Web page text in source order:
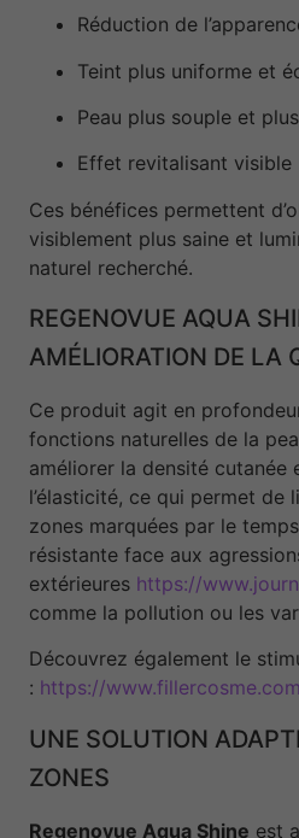
Réduction de
Teint plus uniforme et
Peau plus souple et
Effet revitalisant visible
Ces bénéfices permettent
visiblement plus saine et
naturel recherché.
REGENOVUE AQUA
AMÉLIORATION DE LA
Ce produit agit en
fonctions naturelles de la
améliorer la densité cutanée
l’élasticité, ce qui permet de
zones marquées par le
résistante face aux
extérieures https://
comme la pollution ou les
Découvrez également le
: https://
UNE SOLUTION
ZONES
Regenovue Aqua Shine est